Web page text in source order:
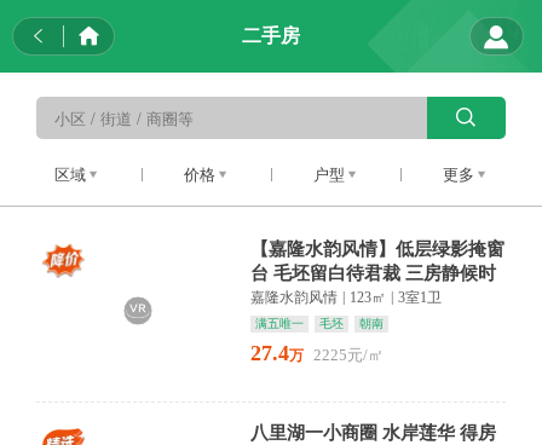
二手房
区域 价格 户型 更多
【嘉隆水韵风情】低层绿影掩窗
台 毛坯留白待君裁 三房静候时
光来
嘉隆水韵风情 123㎡ 3室1卫
满五唯一 毛坯 朝南
27.4万 2225元/㎡
八里湖一小商圈 水岸莲华 得房